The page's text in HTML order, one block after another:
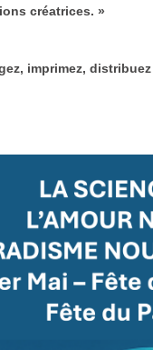
créatrices. »
imprimez,